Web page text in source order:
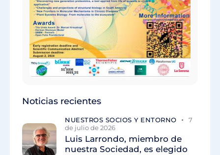
Noticias recientes
NUESTROS SOCIOS Y ENTORNO
7
de julio de 2026
Luis Larrondo, miembro de
nuestra Sociedad, es elegido